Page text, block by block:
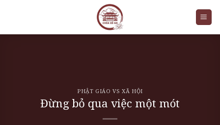
PHẬT GIÁO VS XÃ HỘI
Đừng bỏ qua việc một mót